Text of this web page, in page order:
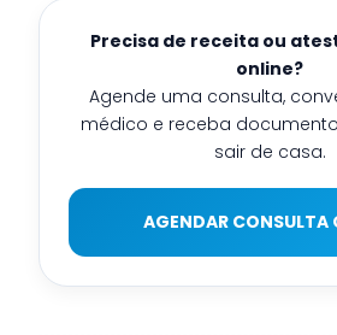
Precisa de receita ou
online?
Agende uma consulta,
médico e receba
sair de casa.
AGENDAR CONSULTA